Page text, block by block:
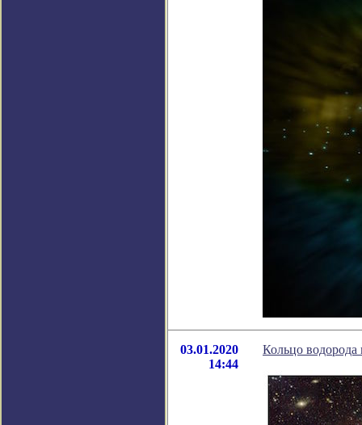
03.01.2020
14:44
Кольцо водорода